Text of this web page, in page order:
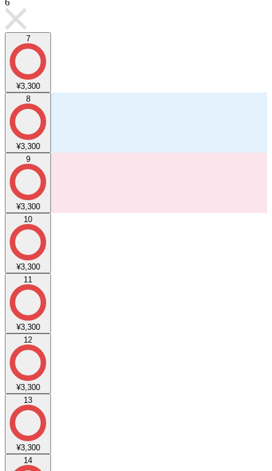
7
¥3,300
8
¥3,300
9
¥3,300
10
¥3,300
11
¥3,300
12
¥3,300
13
¥3,300
14